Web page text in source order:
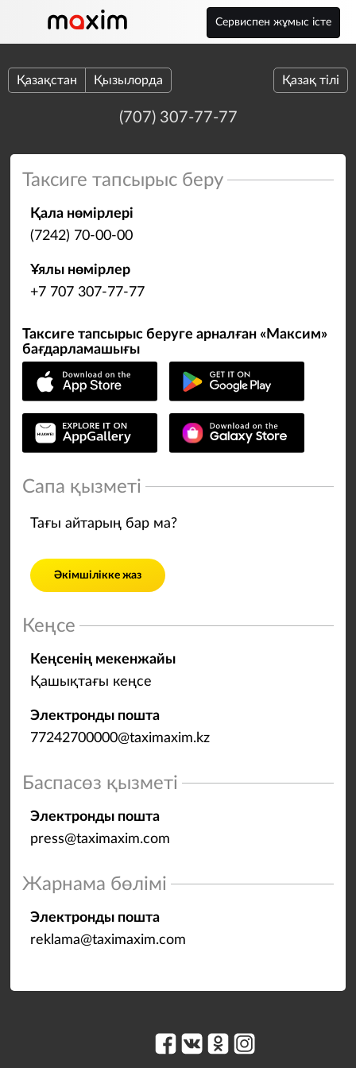
Сервиспен жұмыс істе
Қазақстан Қызылорда
(707) 307-77-77
Қазақ тілі
Таксиге тапсырыс беру
Қала нөмірлері
(7242) 70-00-00
Ұялы нөмірлер
+7 707 307-77-77
Таксиге тапсырыс беруге арналған «Максим»
бағдарламашығы
Сапа қызметі
Тағы айтарың бар ма?
Әкімшілікке жаз
Кеңсе
Кеңсенің мекенжайы
Қашықтағы кеңсе
Электронды пошта
77242700000@taximaxim.kz
Баспасөз қызметі
Электронды пошта
press@taximaxim.com
Жарнама бөлімі
Электронды пошта
reklama@taximaxim.com